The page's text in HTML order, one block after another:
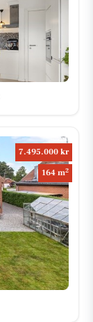
7.495.000 kr
164 m2